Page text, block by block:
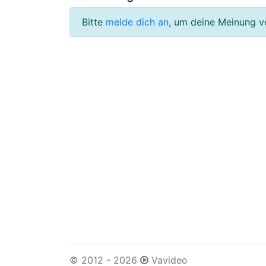
Bitte melde dich an, um deine Meinung
© 2012 - 2026 Vavideo